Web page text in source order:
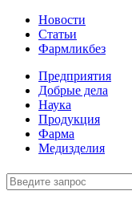
Новости
Статьи
Фармликбез
Предприятия
Добрые дела
Наука
Продукция
Фарма
Медизделия